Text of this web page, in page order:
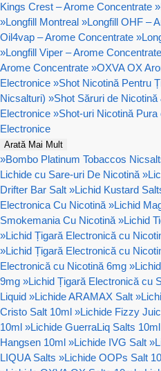
Kings Crest – Arome Concentrate »
»Longfill Montreal »Longfill OHF –
Oil4vap – Arome Concentrate »
»Longfill Viper – Arome Concentrate
Arome Concentrate »OXVA OX
Electronice »Shot Nicotină Pentru
Nicsalturi) »Shot Săruri de
Electronice »Shot-uri Nicotină
Electronice
Arată Mai Mult
»Bombo Platinum Tobaccos
Lichide cu Sare-uri De Nicotină »
Drifter Bar Salt »Lichid Kustard
Electronica Cu Nicotină »Lichid
Smokemania Cu Nicotină »Lichid
»Lichid Țigară Electronică cu
»Lichid Țigară Electronică cu
Electronică cu Nicotină 6mg »
9mg »Lichid Țigară Electronică cu
Liquid »Lichide ARAMAX Salt »
Cristo Salt 10ml »Lichide Fizzy
10ml »Lichide GuerraLiq Salts 10ml
Hangsen 10ml »Lichide IVG Salt »
LIQUA Salts »Lichide OOPs Salt